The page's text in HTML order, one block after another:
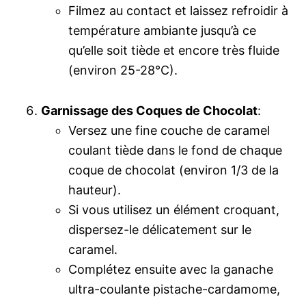
Filmez au contact et laissez refroidir à
température ambiante jusqu’à ce
qu’elle soit tiède et encore très fluide
(environ 25-28°C).
Garnissage des Coques de Chocolat:
Versez une fine couche de caramel
coulant tiède dans le fond de chaque
coque de chocolat (environ 1/3 de la
hauteur).
Si vous utilisez un élément croquant,
dispersez-le délicatement sur le
caramel.
Complétez ensuite avec la ganache
ultra-coulante pistache-cardamome,